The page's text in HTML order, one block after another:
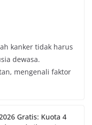
kanker tidak harus
dewasa.
mengenali faktor
Gratis: Kuota 4